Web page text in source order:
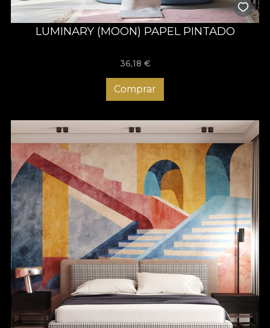
LUMINARY (MOON) PAPEL PINTADO
36,18 €
Comprar